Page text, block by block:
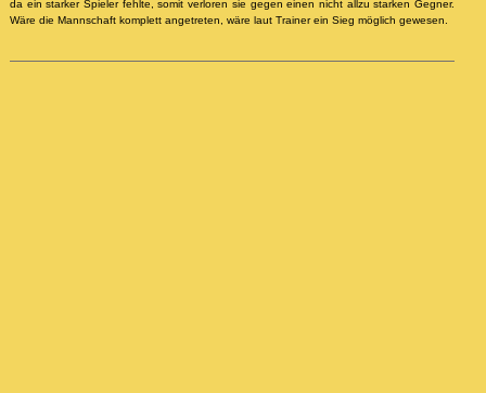
da ein starker Spieler fehlte, somit verloren sie gegen einen nicht allzu starken Gegner.
Wäre die Mannschaft komplett angetreten, wäre laut Trainer ein Sieg möglich gewesen.